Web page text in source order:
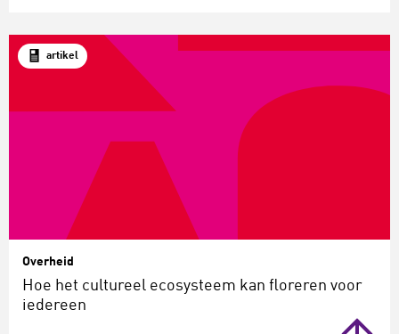
artikel
Overheid
Hoe het cultureel ecosysteem kan floreren voor
iedereen